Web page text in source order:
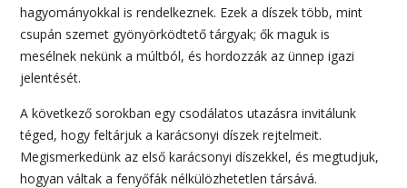
hagyományokkal is rendelkeznek. Ezek a díszek több, mint
csupán szemet gyönyörködtető tárgyak; ők maguk is
mesélnek nekünk a múltból, és hordozzák az ünnep igazi
jelentését.
A következő sorokban egy csodálatos utazásra invitálunk
téged, hogy feltárjuk a karácsonyi díszek rejtelmeit.
Megismerkedünk az első karácsonyi díszekkel, és megtudjuk,
hogyan váltak a fenyőfák nélkülözhetetlen társává.